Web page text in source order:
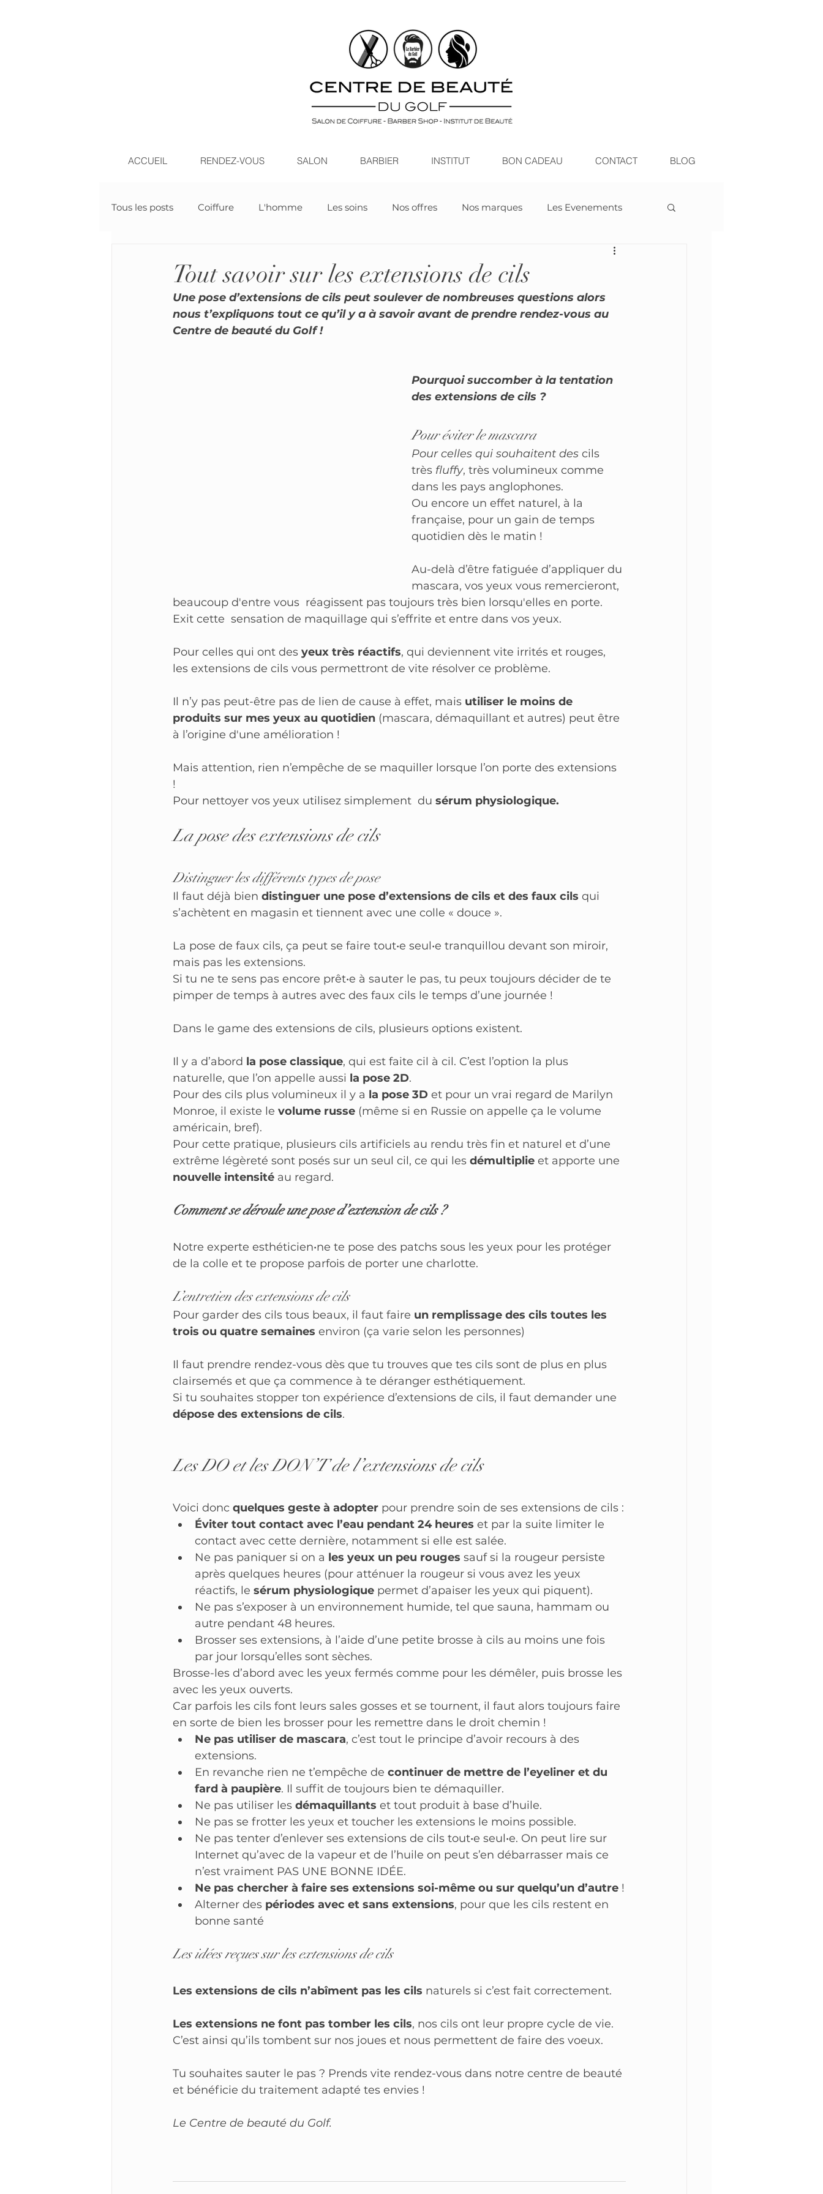
ACCUEIL RENDEZ-VOUS SALON BARBIER INSTITUT BON CADEAU CONTACT BLOG
Tous les posts Coiffure L'homme Les soins Nos offres Nos marques Les Evenements
Tout savoir sur les extensions de cils
Une pose d’extensions de cils peut soulever de nombreuses questions alors
nous t’expliquons tout ce qu’il y a à savoir avant de prendre rendez-vous au
Centre de beauté du Golf !
Pourquoi succomber à la tentation
des extensions de cils ?
Pour éviter le mascara
Pour celles qui souhaitent des cils
très fluffy, très volumineux comme
dans les pays anglophones.
Ou encore un effet naturel, à la
française, pour un gain de temps
quotidien dès le matin !
Au-delà d’être fatiguée d’appliquer du
mascara, vos yeux vous remercieront,
beaucoup d'entre vous  réagissent pas toujours très bien lorsqu'elles en porte.
Exit cette  sensation de maquillage qui s’effrite et entre dans vos yeux.
Pour celles qui ont des yeux très réactifs, qui deviennent vite irrités et rouges,
les extensions de cils vous permettront de vite résolver ce problème.
Il n’y pas peut-être pas de lien de cause à effet, mais utiliser le moins de
produits sur mes yeux au quotidien (mascara, démaquillant et autres) peut être
à l’origine d'une amélioration !
Mais attention, rien n’empêche de se maquiller lorsque l’on porte des extensions
!
Pour nettoyer vos yeux utilisez simplement  du sérum physiologique.
La pose des extensions de cils
Distinguer les différents types de pose
Il faut déjà bien distinguer une pose d’extensions de cils et des faux cils qui
s’achètent en magasin et tiennent avec une colle « douce ».
La pose de faux cils, ça peut se faire tout•e seul•e tranquillou devant son miroir,
mais pas les extensions.
Si tu ne te sens pas encore prêt•e à sauter le pas, tu peux toujours décider de te
pimper de temps à autres avec des faux cils le temps d’une journée !
Dans le game des extensions de cils, plusieurs options existent.
Il y a d’abord la pose classique, qui est faite cil à cil. C’est l’option la plus
naturelle, que l’on appelle aussi la pose 2D.
Pour des cils plus volumineux il y a la pose 3D et pour un vrai regard de Marilyn
Monroe, il existe le volume russe (même si en Russie on appelle ça le volume
américain, bref).
Pour cette pratique, plusieurs cils artificiels au rendu très fin et naturel et d’une
extrême légèreté sont posés sur un seul cil, ce qui les démultiplie et apporte une
nouvelle intensité au regard.
Comment se déroule une pose d’extension de cils ?
Notre experte esthéticien•ne te pose des patchs sous les yeux pour les protéger
de la colle et te propose parfois de porter une charlotte.
L’entretien des extensions de cils
Pour garder des cils tous beaux, il faut faire un remplissage des cils toutes les
trois ou quatre semaines environ (ça varie selon les personnes)
Il faut prendre rendez-vous dès que tu trouves que tes cils sont de plus en plus
clairsemés et que ça commence à te déranger esthétiquement.
Si tu souhaites stopper ton expérience d’extensions de cils, il faut demander une
dépose des extensions de cils.
Les DO et les DON’T de l’extensions de cils
Voici donc quelques geste à adopter pour prendre soin de ses extensions de cils :
Éviter tout contact avec l’eau pendant 24 heures et par la suite limiter le
contact avec cette dernière, notamment si elle est salée.
Ne pas paniquer si on a les yeux un peu rouges sauf si la rougeur persiste
après quelques heures (pour atténuer la rougeur si vous avez les yeux
réactifs, le sérum physiologique permet d’apaiser les yeux qui piquent).
Ne pas s’exposer à un environnement humide, tel que sauna, hammam ou
autre pendant 48 heures.
Brosser ses extensions, à l’aide d’une petite brosse à cils au moins une fois
par jour lorsqu’elles sont sèches.
Brosse-les d’abord avec les yeux fermés comme pour les démêler, puis brosse les
avec les yeux ouverts.
Car parfois les cils font leurs sales gosses et se tournent, il faut alors toujours faire
en sorte de bien les brosser pour les remettre dans le droit chemin !
Ne pas utiliser de mascara, c’est tout le principe d’avoir recours à des
extensions.
En revanche rien ne t’empêche de continuer de mettre de l’eyeliner et du
fard à paupière. Il suffit de toujours bien te démaquiller.
Ne pas utiliser les démaquillants et tout produit à base d’huile.
Ne pas se frotter les yeux et toucher les extensions le moins possible.
Ne pas tenter d’enlever ses extensions de cils tout•e seul•e. On peut lire sur
Internet qu’avec de la vapeur et de l’huile on peut s’en débarrasser mais ce
n’est vraiment PAS UNE BONNE IDÉE.
Ne pas chercher à faire ses extensions soi-même ou sur quelqu’un d’autre !
Alterner des périodes avec et sans extensions, pour que les cils restent en
bonne santé
Les idées reçues sur les extensions de cils
Les extensions de cils n’abîment pas les cils naturels si c’est fait correctement.
Les extensions ne font pas tomber les cils, nos cils ont leur propre cycle de vie.
C’est ainsi qu’ils tombent sur nos joues et nous permettent de faire des voeux.
Tu souhaites sauter le pas ? Prends vite rendez-vous dans notre centre de beauté
et bénéficie du traitement adapté tes envies !
Le Centre de beauté du Golf.